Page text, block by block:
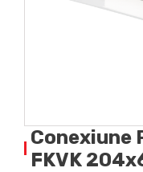
Conexiune
FKVK